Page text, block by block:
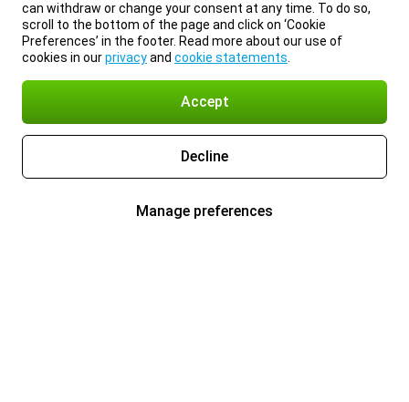
can withdraw or change your consent at any time. To do so,
scroll to the bottom of the page and click on ‘Cookie
Preferences’ in the footer. Read more about our use of
cookies in ourprivacyand cookie statements
Accept
Decline
Manage preferences